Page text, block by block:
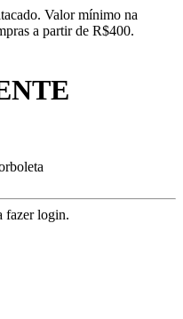
Valor mínimo na
a partir de R$400.
fazer login.